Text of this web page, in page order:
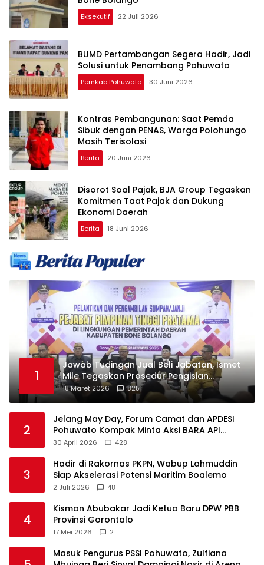
Eksekutif 22 Juli 2026
BUMD Pertambangan Segera Hadir, Jadi
Solusi untuk Penambang Pohuwato
Pemkab Pohuwato 30 Juni 2026
Kontras Pembangunan: Saat Pemda
Sibuk dengan PENAS, Warga Polohungo
Masih Terisolasi
Berita 20 Juni 2026
Disorot Soal Pajak, BJA Group Tegaskan
Komitmen Taat Pajak dan Dukung
Ekonomi Daerah
Berita 18 Juni 2026
1
Jawab Tudingan Jual Beli Jabatan, Ismet
Mile Tegaskan Prosedur Pengisian
Jabatan
18 Maret 2026 825
2
Jelang May Day, Forum Camat dan APDESI
Pohuwato Kompak Minta Aksi BARA API
Ditunda
30 April 2026 428
3
Hadir di Rakornas PKPN, Wabup Lahmuddin
Siap Akselerasi Potensi Maritim Boalemo
2 Juli 2026 48
4
Kisman Abubakar Jadi Ketua Baru DPW PBB
Provinsi Gorontalo
17 Mei 2026 2
Masuk Pengurus PSSI Pohuwato, Zulfiana